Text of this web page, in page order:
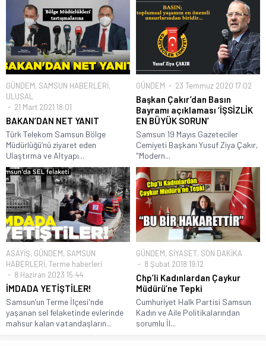
GÜNDEM, SAMSUN HABERLERİ,
ULUSAL
21 Mart 2021 18:01
BAKAN’DAN NET YANIT
Türk Telekom Samsun Bölge
Müdürlüğü’nü ziyaret eden
Ulaştırma ve Altyapı...
GÜNDEM 23 Temmuz 2020 17:02
Başkan Çakır’dan Basın
Bayramı açıklaması ‘İŞSİZLİK
EN BÜYÜK SORUN’
Samsun 19 Mayıs Gazeteciler
Cemiyeti Başkanı Yusuf Ziya Çakır,
"Modern...
ASAYİŞ, GÜNDEM, SAMSUN
HABERLERİ, Terme haberleri
8 Haziran 2023 15:44
İMDADA YETİŞTİLER!
Samsun’un Terme İlçesi'nde
yaşanan sel felaketinde evlerinde
mahsur kalan vatandaşların...
GÜNDEM, SİYASET, SON DAKİKA
8 Şubat 2018 19:12
Chp’li Kadınlardan Çaykur
Müdürü’ne Tepki
Cumhuriyet Halk Partisi Samsun
Kadın ve Aile Politikalarından
sorumlu İl...